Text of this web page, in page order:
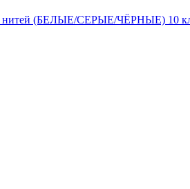
нитей (БЕЛЫЕ/СЕРЫЕ/ЧЁРНЫЕ) 10